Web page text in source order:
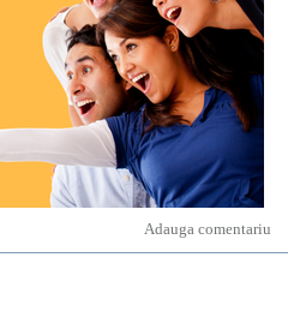
Adauga comentariu